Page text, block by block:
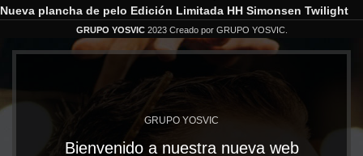
Nueva plancha de pelo Edición Limitada HH Simonsen Twilight
GRUPO YOSVIC 2023 Creado por GRUPO YOSVIC.
GRUPO YOSVIC
Bienvenido a nuestra nueva web